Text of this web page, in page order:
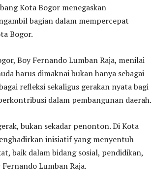
Kota Bogor menegaskan
bagian dalam mempercepat
Bogor.
Boy Fernando Lumban Raja, menilai
harus dimaknai bukan hanya sebagai
refleksi sekaligus gerakan nyata bagi
dalam pembangunan daerah.
bukan sekadar penonton. Di Kota
inisiatif yang menyentuh
baik dalam bidang sosial, pendidikan,
Lumban Raja.